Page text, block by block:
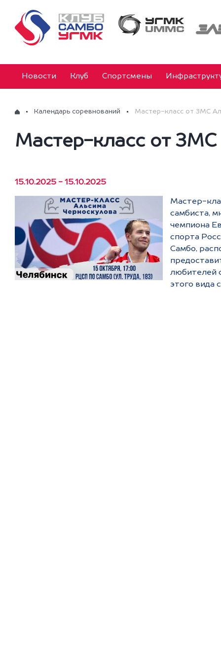
Новости Клуб Спортсмены
Календарь соревнований Мастер-класс от ЗМС
Мастер-класс от
15.10.2025 - 15.10.2025
Мастер-
самбиста,
чемпиона
спорта
Самбо,
любителей
этого вида